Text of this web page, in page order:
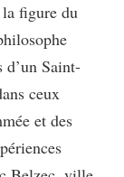
figure du
Saint-
ceux
et des